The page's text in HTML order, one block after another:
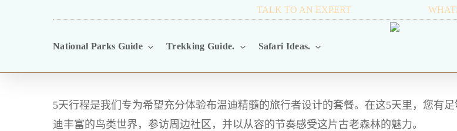
TALK TO AN EXPERT
National Parks Guide Trekking Guide. Safari Ideas.
5天行程是我们专为希望充分体验布温迪精髓的旅行者设计的套餐。在这5天里，您有
迪丰富的鸟类世界，参访周边社区，并以从容的节奏感受这片古老森林的魅力。